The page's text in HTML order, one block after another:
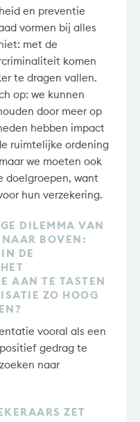
en preventie
vormen bij alles
met de
komen
te dragen vallen.
op: we kunnen
door meer op
hebben impact
ruimtelijke ordening
we moeten ook
doelgroepen, want
hun verzekering.
DILEMMA VAN
NAAR BOVEN:
DE
AAN TE TASTEN
ZO HOOG
vooral als een
gedrag te
naar
ZET